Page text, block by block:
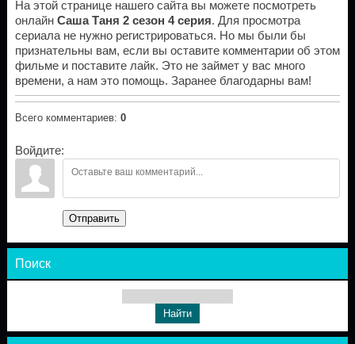
На этой странице нашего сайта вы можете посмотреть
онлайн Саша Таня 2 сезон 4 серия. Для просмотра
сериала не нужно регистрироваться. Но мы были бы
признательны вам, если вы оставите комментарии об этом
фильме и поставите лайк. Это не займет у вас много
времени, а нам это помощь. Заранее благодарны вам!
Всего комментариев: 0
Войдите:
Отправить
Поиск